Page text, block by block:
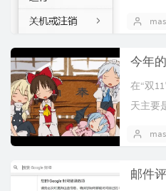
今年
在“双
天主要